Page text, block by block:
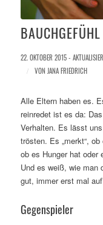
22. OKTOBER 2015 -
/
VON JANA FRIEDRICH
Alle Eltern haben es.
reinredet ist es da:
Verhalten. Es lässt
trösten. Es „merkt“,
ob es Hunger hat oder
Und es weiß, wie man
gut, immer erst mal
Gegenspieler